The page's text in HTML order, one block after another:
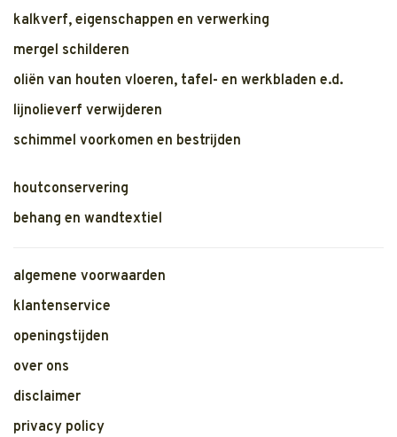
kalkverf, eigenschappen en verwerking
mergel schilderen
oliën van houten vloeren, tafel- en werkbladen e.d.
lijnolieverf verwijderen
schimmel voorkomen en bestrijden
houtconservering
behang en wandtextiel
algemene voorwaarden
klantenservice
openingstijden
over ons
disclaimer
privacy policy